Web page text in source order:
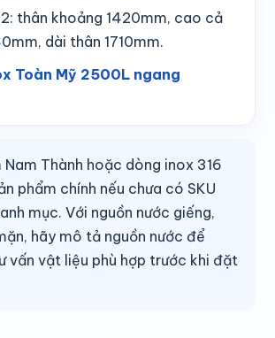
2: thân khoảng 1420mm, cao cả
dài thân 1710mm.
Toàn Mỹ 2500L ngang
Nam Thành hoặc dòng inox 316
phẩm chính nếu chưa có SKU
mục. Với nguồn nước giếng,
hãy mô tả nguồn nước để
vấn vật liệu phù hợp trước khi đặt